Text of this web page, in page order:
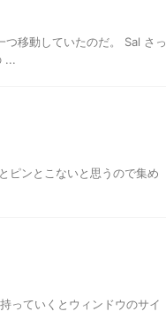
移動していたのだ。 Sal さっ
...
ピンとこないと思うので集め
っていくとウィンドウのサイ